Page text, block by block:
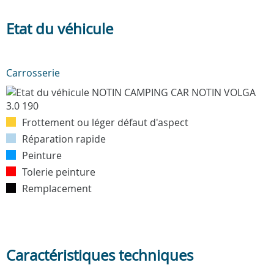
Etat du véhicule
Carrosserie
Frottement ou léger défaut d'aspect
Réparation rapide
Peinture
Tolerie peinture
Remplacement
Caractéristiques techniques